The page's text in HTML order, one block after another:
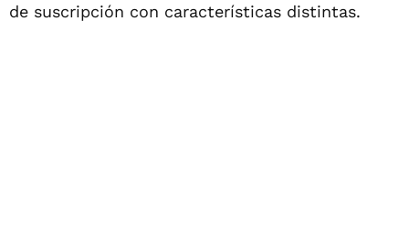
de suscripción con características distintas.